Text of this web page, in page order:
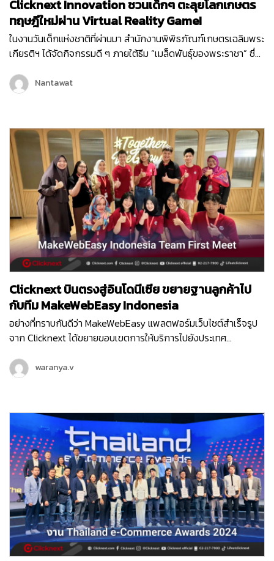
Clicknext Innovation ชวนเด็กๆ ตะลุยโลกเกษตร
ทฤษฎีใหม่ผ่าน Virtual Reality Game!
ในงานวันเด็กแห่งชาติที่ผ่านมา สำนักงานพิพิธภัณฑ์เกษตรเฉลิมพระ
เกียรติฯ ได้จัดกิจกรรมดี ๆ ภายใต้ธีม “เมล็ดพันธุ์ของพระราชา” ซึ่ง
เด็ก ๆ และเยาวชน หนึ่งในกิจกรรมที่ได้รับความสนใจจากเด็ก ๆ
ภายในงานก็คือ Virtual Reality Game “1 ไร่ พึ่งตนเอง”…
Nantawat
Clicknext บินตรงสู่อินโดนีเซีย ขยายฐานลูกค้าไป
กับทีม MakeWebEasy Indonesia
อย่างที่ทราบกันดีว่า MakeWebEasy แพลตฟอร์มเว็บไซต์สำเร็จรูป
จาก Clicknext ได้ขยายขอบเขตการให้บริการไปยังประเทศ
และการลงทุนดาวเด่นของ South East Asia ตั้งแต่เดือนกุมภาพันธ์
ปี 2564 จนปัจจุบันเข้าปีที่ 3 ทีม MakeWebEasy Indonesia ของเรา
15,000…
waranya.v